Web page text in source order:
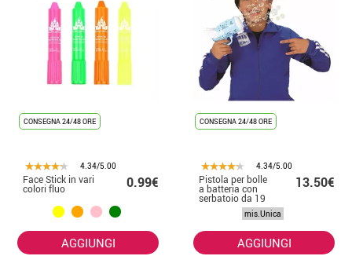
CONSEGNA 24/48 ORE
4.34/5.00
Face Stick in vari
colori fluo 0.99€
AGGIUNGI
CONSEGNA 24/48 ORE
4.34/5.00
Pistola per bolle
a batteria con
serbatoio da 19
13.50€
mis.Unica
AGGIUNGI